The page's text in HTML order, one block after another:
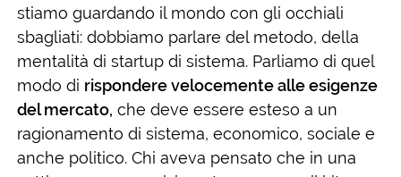
stiamo guardando il mondo con gli occhiali
sbagliati: dobbiamo parlare del metodo, della
mentalità di startup di sistema. Parliamo di quel
modo di rispondere velocemente alle esigenze
del mercato, che deve essere esteso a un
ragionamento di sistema, economico, sociale e
anche politico. Chi aveva pensato che in una